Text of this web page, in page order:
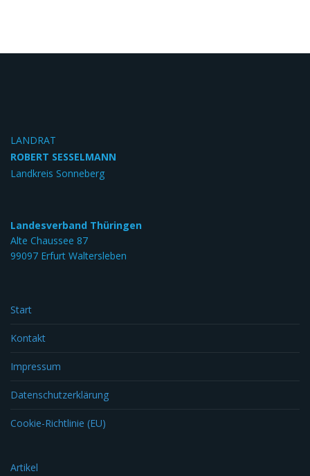
LANDRAT
ROBERT SESSELMANN
Landkreis Sonneberg
Landesverband Thüringen
Alte Chaussee 87
99097 Erfurt Waltersleben
Start
Kontakt
Impressum
Datenschutzerklärung
Cookie-Richtlinie (EU)
Artikel